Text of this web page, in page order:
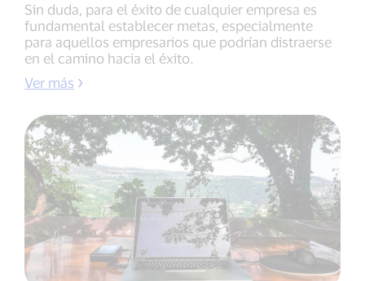
Sin duda, para el éxito de cualquier empresa es
fundamental establecer metas, especialmente
para aquellos empresarios que podrían distraerse
en el camino hacia el éxito.
Ver más